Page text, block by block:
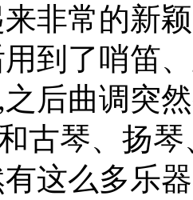
非常的新
到了哨笛
后曲调突
古琴、扬
这么多乐